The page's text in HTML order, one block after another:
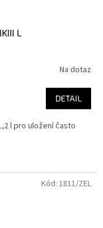
L
Na dotaz
DETAIL
l pro uložení často
Kód: 1811/ZEL